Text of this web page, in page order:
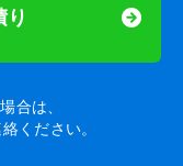
り
合は、
ください。